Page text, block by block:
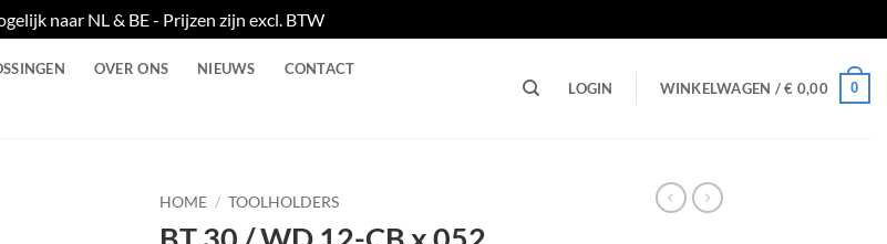
naar NL & BE - Prijzen zijn excl. BTW
OVER ONS NIEUWS CONTACT
LOGIN WINKELWAGEN /€ 0,00 0
HOME / TOOLHOLDERS